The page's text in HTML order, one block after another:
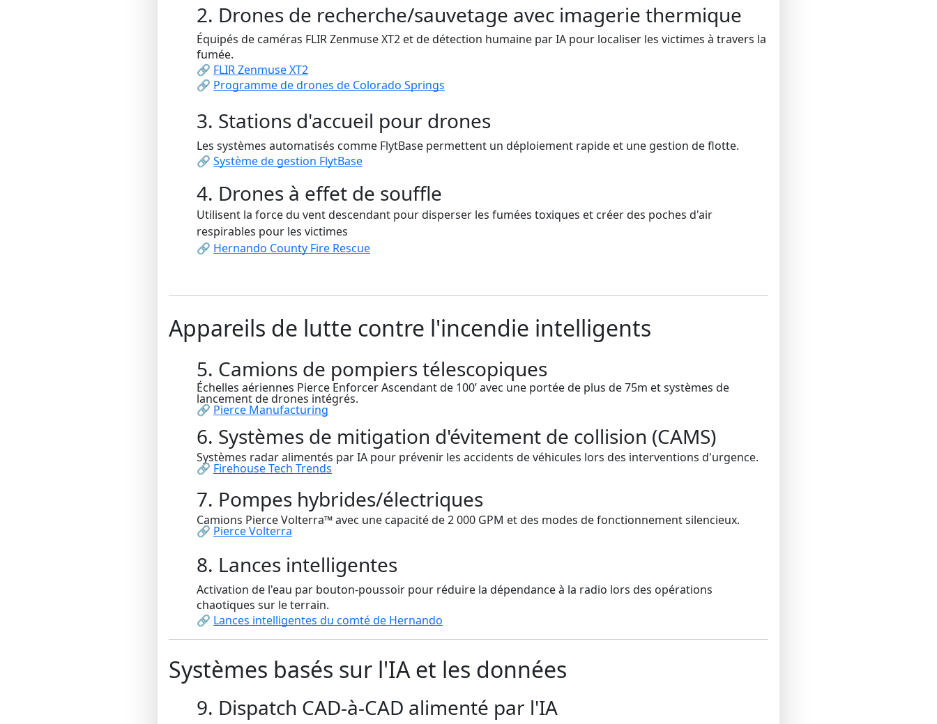
2. Drones de recherche/sauvetage avec imagerie thermique
Équipés de caméras FLIR Zenmuse XT2 et de détection humaine par IA pour localiser les victimes à travers la
fumée.
🔗 FLIR Zenmuse XT2
🔗 Programme de drones de Colorado Springs
3. Stations d'accueil pour drones
Les systèmes automatisés comme FlytBase permettent un déploiement rapide et une gestion de flotte.
🔗 Système de gestion FlytBase
4. Drones à effet de souffle
Utilisent la force du vent descendant pour disperser les fumées toxiques et créer des poches d'air
respirables pour les victimes
🔗 Hernando County Fire Rescue
Appareils de lutte contre l'incendie intelligents
5. Camions de pompiers télescopiques
Échelles aériennes Pierce Enforcer Ascendant de 100’ avec une portée de plus de 75m et systèmes de
lancement de drones intégrés.
🔗 Pierce Manufacturing
6. Systèmes de mitigation d'évitement de collision (CAMS)
Systèmes radar alimentés par IA pour prévenir les accidents de véhicules lors des interventions d'urgence.
🔗 Firehouse Tech Trends
7. Pompes hybrides/électriques
Camions Pierce Volterra™ avec une capacité de 2 000 GPM et des modes de fonctionnement silencieux.
🔗 Pierce Volterra
8. Lances intelligentes
Activation de l'eau par bouton-poussoir pour réduire la dépendance à la radio lors des opérations
chaotiques sur le terrain.
🔗 Lances intelligentes du comté de Hernando
Systèmes basés sur l'IA et les données
9. Dispatch CAD-à-CAD alimenté par l'IA